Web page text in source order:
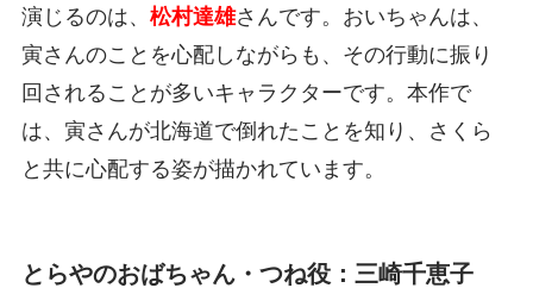
演じるのは、 松村達雄さんです。おいちゃんは、
寅さんのことを心配しながらも、その行動に振り
回されることが多いキャラクターです。本作で
は、寅さんが北海道で倒れたことを知り、さくら
と共に心配する姿が描かれています。
とらやのおばちゃん・つね役：三崎千恵子